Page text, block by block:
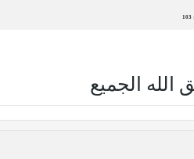
103
الله الجميع